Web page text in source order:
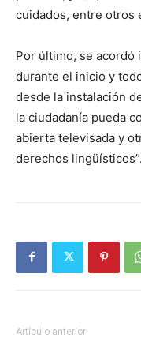
cuidados, entre otros
Por último, se acordó
durante el inicio y
desde la instalación
la ciudadanía pueda
abierta televisada y
derechos lingüísticos”.
Artículo anterior